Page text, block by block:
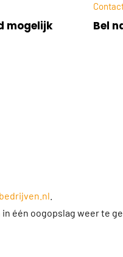
mogelijk Bel
één oogopslag weer te